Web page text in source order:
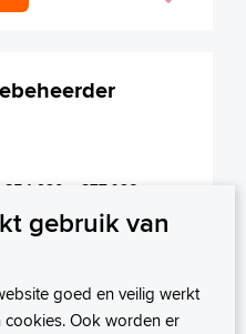
€54.639 - €77.038
gebruik van
goed en veilig werkt
Ook worden er